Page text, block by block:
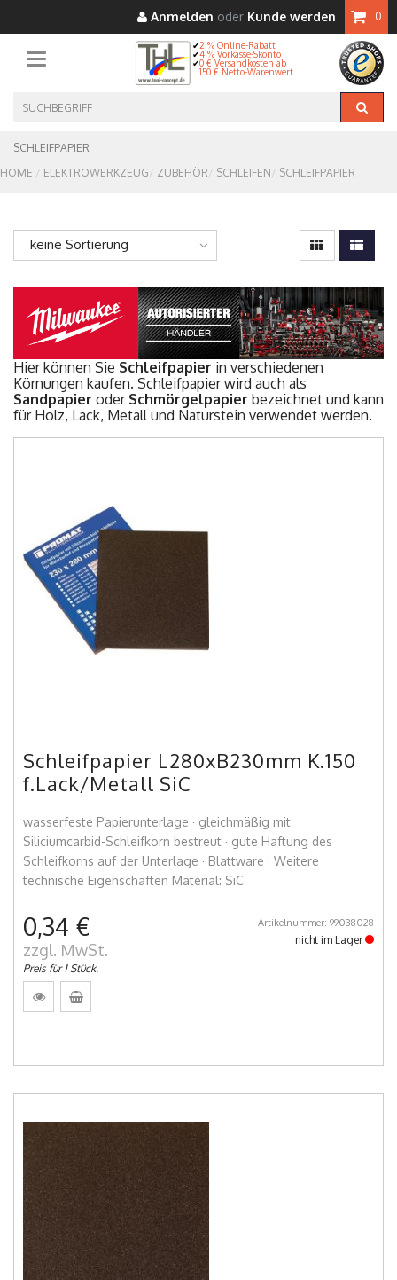
Anmelden oder Kunde werden 0
Toggle navigation
2 % Online-Rabatt
4 % Vorkasse-Skonto
0 € Versandkosten ab
150 € Netto-Warenwert
SCHLEIFPAPIER
HOME
ELEKTROWERKZEUG ZUBEHÖR SCHLEIFEN SCHLEIFPAPIER
keine Sortierung
Hier können Sie Schleifpapier in verschiedenen
Körnungen kaufen. Schleifpapier wird auch als
Sandpapier oder Schmörgelpapier bezeichnet und kann
für Holz, Lack, Metall und Naturstein verwendet werden.
Schleifpapier L280xB230mm K.150
f.Lack/Metall SiC
wasserfeste Papierunterlage · gleichmäßig mit
Siliciumcarbid-Schleifkorn bestreut · gute Haftung des
Schleifkorns auf der Unterlage · Blattware · Weitere
technische Eigenschaften Material: SiC
0,34 €
zzgl. MwSt.
Preis für 1 Stück.
Artikelnummer: 99038028
nicht im Lager